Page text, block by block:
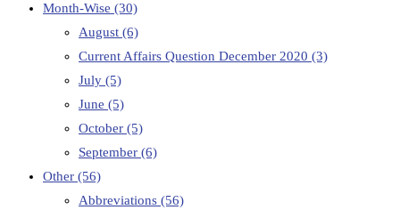
Month-Wise (30)
August (6)
Current Affairs Question December 2020 (3)
July (5)
June (5)
October (5)
September (6)
Other (56)
Abbreviations (56)